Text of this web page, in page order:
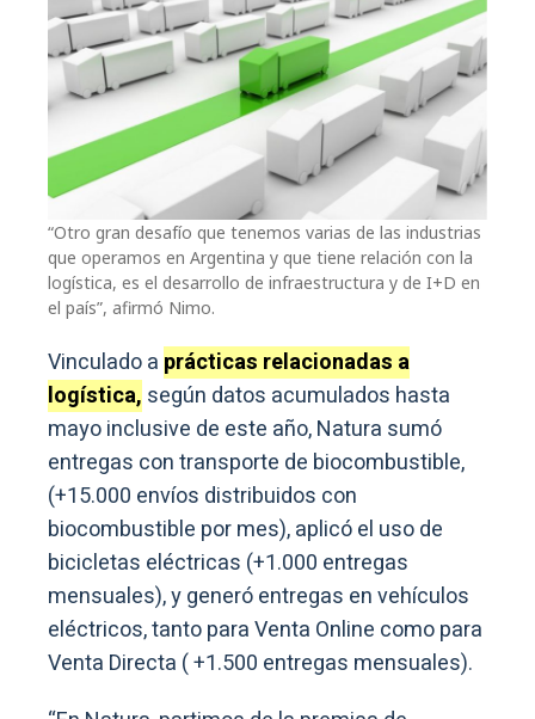
“Otro gran desafío que tenemos varias de las industrias
que operamos en Argentina y que tiene relación con la
logística, es el desarrollo de infraestructura y de I+D en
el país”, afirmó Nimo.
Vinculado a prácticas relacionadas a
logística, según datos acumulados hasta
mayo inclusive de este año, Natura sumó
entregas con transporte de biocombustible,
(+15.000 envíos distribuidos con
biocombustible por mes), aplicó el uso de
bicicletas eléctricas (+1.000 entregas
mensuales), y generó entregas en vehículos
eléctricos, tanto para Venta Online como para
Venta Directa ( +1.500 entregas mensuales).